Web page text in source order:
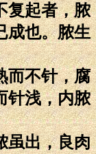
复起者，脓
成也。脓生
而不针，腐
针浅，内脓
虽出，良肉